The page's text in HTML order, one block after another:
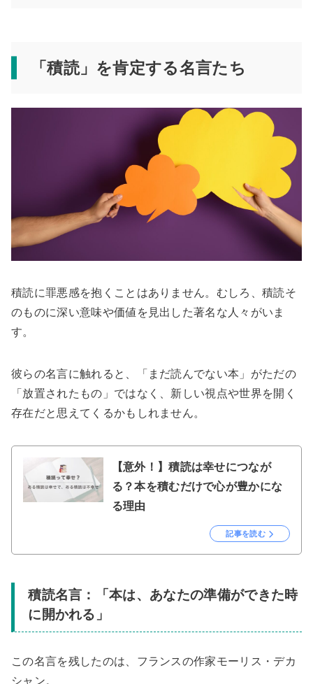
「積読」を肯定する名言たち
積読に罪悪感を抱くことはありません。むしろ、積読そ
のものに深い意味や価値を見出した著名な人々がいま
す。
彼らの名言に触れると、「まだ読んでない本」がただの
「放置されたもの」ではなく、新しい視点や世界を開く
存在だと思えてくるかもしれません。
【意外！】積読は幸せにつなが
る？本を積むだけで心が豊かにな
る理由
記事を読む
積読名言：「本は、あなたの準備ができた時
に開かれる」
この名言を残したのは、フランスの作家モーリス・デカ
シャン。